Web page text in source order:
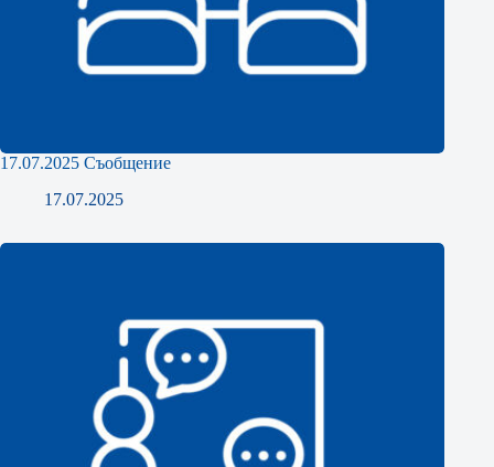
17.07.2025 Съобщение
17.07.2025